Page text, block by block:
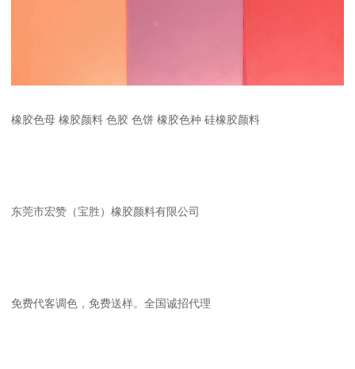
橡胶色母 橡胶颜料 色胶 色饼 橡胶色种 硅橡胶颜料
东莞市宏赞（宝胜）橡胶颜料有限公司
免费代客调色，免费送样。全国诚招代理